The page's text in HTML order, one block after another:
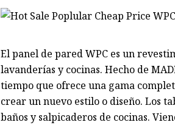
El panel de pared WPC es un
lavanderías y cocinas. Hecho de
tiempo que ofrece una gama
crear un nuevo estilo o diseño. Los
baños y salpicaderos de cocinas.